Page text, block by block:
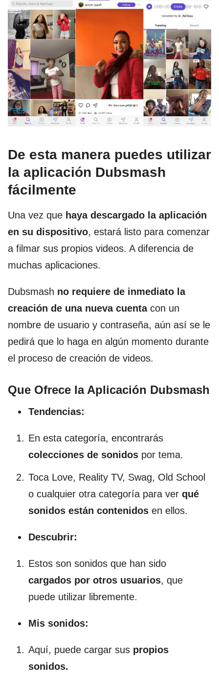
De esta manera puedes utilizar
la aplicación Dubsmash
fácilmente
Una vez que haya descargado la aplicación
en su dispositivo, estará listo para comenzar
a filmar sus propios videos. A diferencia de
muchas aplicaciones.
Dubsmash no requiere de inmediato la
creación de una nueva cuentacon un
nombre de usuario y contraseña, aún así se le
pedirá que lo haga en algún momento durante
el proceso de creación de videos.
Que Ofrece la Aplicación Dubsmash
Tendencias:
En esta categoría, encontrarás
colecciones de sonidos por tema.
Toca Love, Reality TV, Swag, Old School
o cualquier otra categoría para ver qué
sonidos están contenidos en ellos.
Descubrir:
Estos son sonidos que han sido
cargados por otros usuarios, que
puede utilizar libremente.
Mis sonidos:
Aquí, puede cargar sus propios
sonidos.